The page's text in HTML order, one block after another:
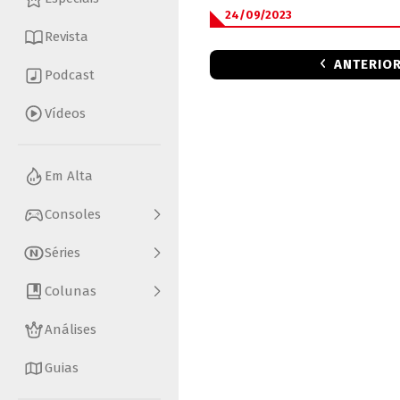
Revista
Podcast
Vídeos
Em Alta
Consoles
Séries
Colunas
Análises
Guias
24/09/2023
ANTERIOR